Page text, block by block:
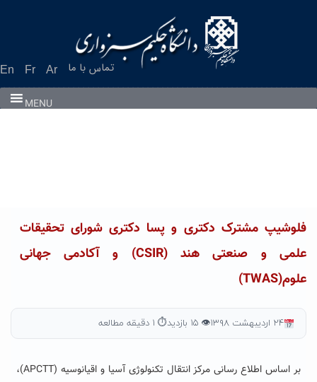
En Fr Ar تماس با ما
MENU
فلوشیپ مشترک دکتری و پسا دکتری شورای تحقیقات
علمی و صنعتی هند (CSIR) و آکادمی جهانی
علوم(TWAS)
۲۴ اردیبهشت ۱۳۹۸ 👁 ۱۵ بازدید ⏱ ۱ دقیقه مطالعه
بر اساس اطلاع رسانی مرکز انتقال تکنولوژی آسیا و اقیانوسیه (APCTT)،